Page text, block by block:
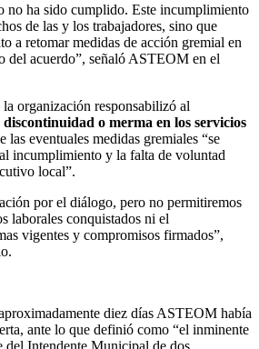
no ha sido cumplido. Este incumplimiento
de las y los trabajadores, sino que
a retomar medidas de acción gremial en
del acuerdo”, señaló ASTEOM en el
organización responsabilizó al
discontinuidad o merma en los servicios
las eventuales medidas gremiales “se
incumplimiento y la falta de voluntad
local”.
por el diálogo, pero no permitiremos
laborales conquistados ni el
vigentes y compromisos firmados”,
diez días ASTEOM había
ante lo que definió como “el inminente
Intendente Municipal de dos